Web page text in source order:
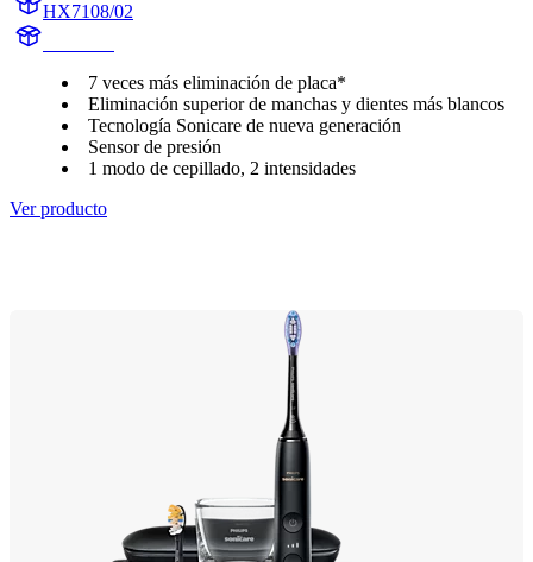
HX7108/02
7 veces más eliminación de placa*
Eliminación superior de manchas y dientes más blancos
Tecnología Sonicare de nueva generación
Sensor de presión
1 modo de cepillado, 2 intensidades
Ver producto